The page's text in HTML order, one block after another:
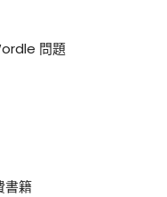
問題
書籍